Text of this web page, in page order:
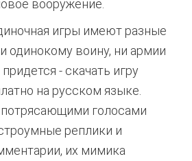
вооружение.
игры имеют разные
одинокому воину, ни армии
- скачать игру
на русском языке.
голосами
реплики и
их мимика